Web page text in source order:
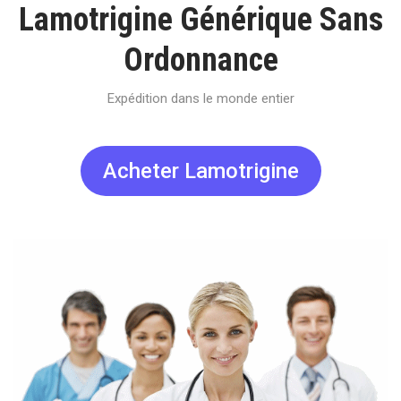
Lamotrigine Générique Sans
Ordonnance
Expédition dans le monde entier
Acheter Lamotrigine